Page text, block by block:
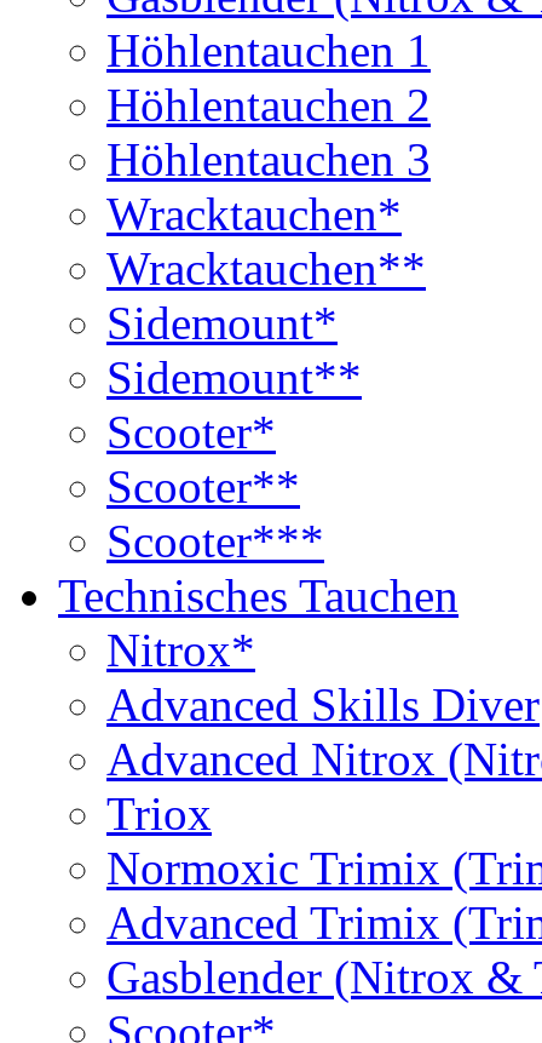
Höhlentauchen 1
Höhlentauchen 2
Höhlentauchen 3
Wracktauchen*
Wracktauchen**
Sidemount*
Sidemount**
Scooter*
Scooter**
Scooter***
Technisches Tauchen
Nitrox*
Advanced Skills Diver
Advanced Nitrox
Triox
Normoxic Trimix
Advanced Trimix
Gasblender (Nitrox
Scooter*